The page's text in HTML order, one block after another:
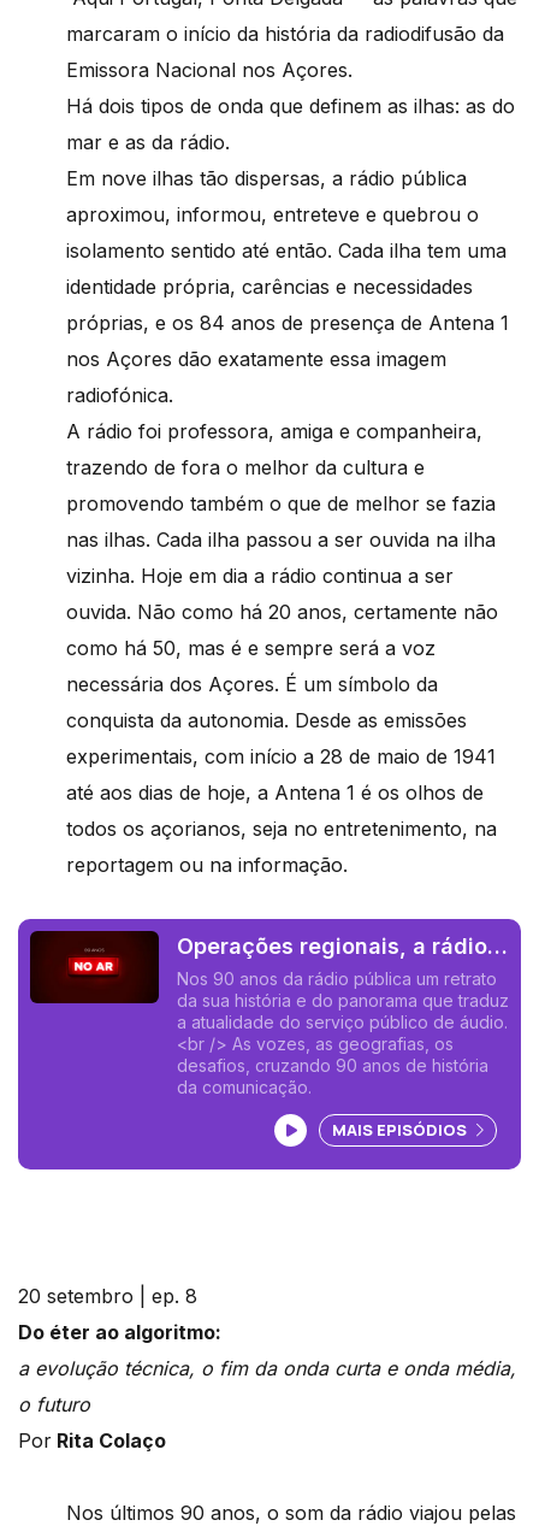
marcaram o início da história da radiodifusão da
Emissora Nacional nos Açores.
Há dois tipos de onda que definem as ilhas: as do
mar e as da rádio.
Em nove ilhas tão dispersas, a rádio pública
aproximou, informou, entreteve e quebrou o
isolamento sentido até então. Cada ilha tem uma
identidade própria, carências e necessidades
próprias, e os 84 anos de presença de Antena 1
nos Açores dão exatamente essa imagem
radiofónica.
A rádio foi professora, amiga e companheira,
trazendo de fora o melhor da cultura e
promovendo também o que de melhor se fazia
nas ilhas. Cada ilha passou a ser ouvida na ilha
vizinha. Hoje em dia a rádio continua a ser
ouvida. Não como há 20 anos, certamente não
como há 50, mas é e sempre será a voz
necessária dos Açores. É um símbolo da
conquista da autonomia. Desde as emissões
experimentais, com início a 28 de maio de 1941
até aos dias de hoje, a Antena 1 é os olhos de
todos os açorianos, seja no entretenimento, na
reportagem ou na informação.
Operações regionais, a rádio
nas ilhas com Linda Luz
Nos 90 anos da rádio pública um retrato
da sua história e do panorama que traduz
a atualidade do serviço público de áudio.
<br /> As vozes, as geografias, os
desafios, cruzando 90 anos de história
da comunicação.
Ouvir podcast
MAIS EPISÓDIOS
20 setembro | ep. 8
Do éter ao algoritmo:
a evolução técnica, o fim da onda curta e onda média,
o futuro
Por Rita Colaço
Nos últimos 90 anos, o som da rádio viajou pelas